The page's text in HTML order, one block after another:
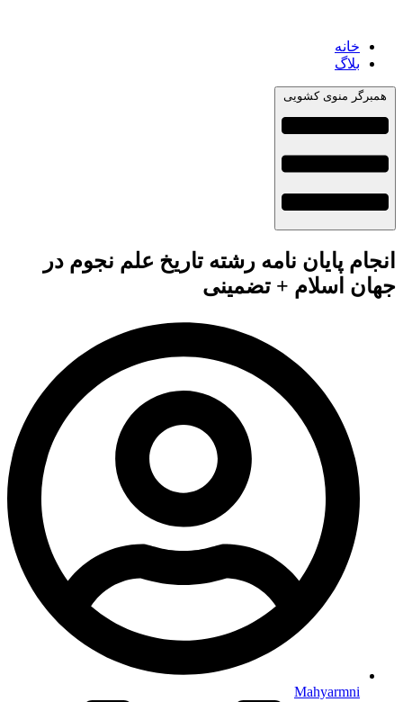
خانه
بلاگ
همبرگر منوی کشویی
انجام پایان نامه رشته تاریخ علم نجوم در
جهان اسلام + تضمینی
Mahyarmni